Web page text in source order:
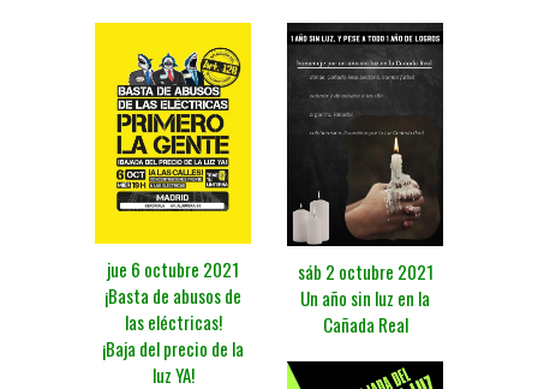
jue 6 octubre 2021
¡Basta de abusos de
las eléctricas!
¡Baja del precio de la
luz YA!
sáb 2 octubre 2021
Un año sin luz en la
Cañada Real